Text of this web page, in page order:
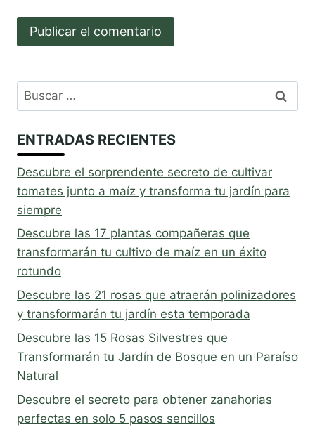
Buscar:
ENTRADAS RECIENTES
Descubre el sorprendente secreto de cultivar
tomates junto a maíz y transforma tu jardín para
siempre
Descubre las 17 plantas compañeras que
transformarán tu cultivo de maíz en un éxito
rotundo
Descubre las 21 rosas que atraerán polinizadores
y transformarán tu jardín esta temporada
Descubre las 15 Rosas Silvestres que
Transformarán tu Jardín de Bosque en un Paraíso
Natural
Descubre el secreto para obtener zanahorias
perfectas en solo 5 pasos sencillos